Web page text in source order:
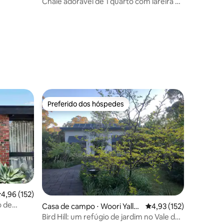
de uma avaliação média de 5, 152 avaliações
4,96 (152)
de
Preferido dos hóspedes
Preferido dos hóspedes
Casa de campo ⋅ Woori Yallo
ck
4,93 de uma avaliação
4,93 (152)
Bird Hill: um refúgio de jardim no Vale do